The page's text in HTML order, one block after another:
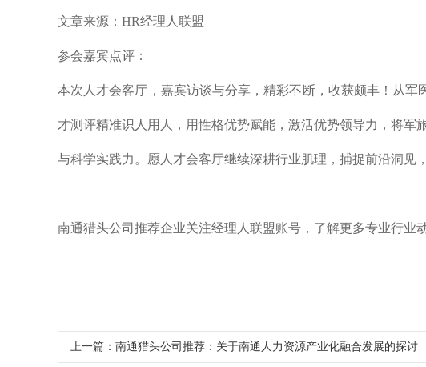
文章来源：HR经理人联盟
参会嘉宾点评：
本次人才会客厅，嘉宾访谈与分享，精彩不断，收获颇丰！从军
才测评精准识人用人，用性格优势赋能，激活优势领导力，将
与科学实践力。愿人才会客厅继续深耕行业肌理，捕捉前沿洞见
南通猎头公司推荐企业关注经理人联盟账号，了解更多专业行业
上一篇： 南通猎头公司推荐：关于南通人力资源产业化融合发展的探讨